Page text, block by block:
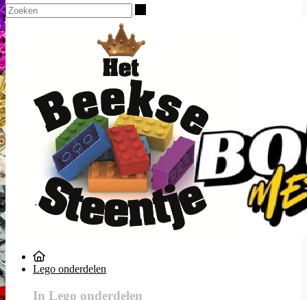
Lego onderdelen
In Lego onderdelen